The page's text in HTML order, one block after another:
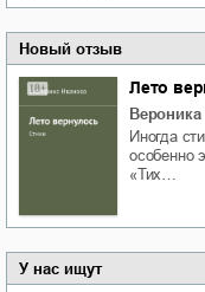
Новый отзыв
Лето
Иногда
особенно
«Тих…
У нас ищут